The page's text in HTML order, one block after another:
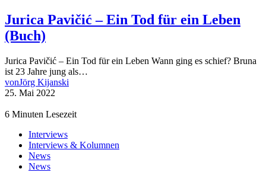
Jurica Pavičić – Ein Tod für ein Leben
(Buch)
Jurica Pavičić – Ein Tod für ein Leben Wann ging es schief? Bruna
ist 23 Jahre jung als…
vonJörg Kijanski
25. Mai 2022
6 Minuten Lesezeit
Interviews
Interviews & Kolumnen
News
News